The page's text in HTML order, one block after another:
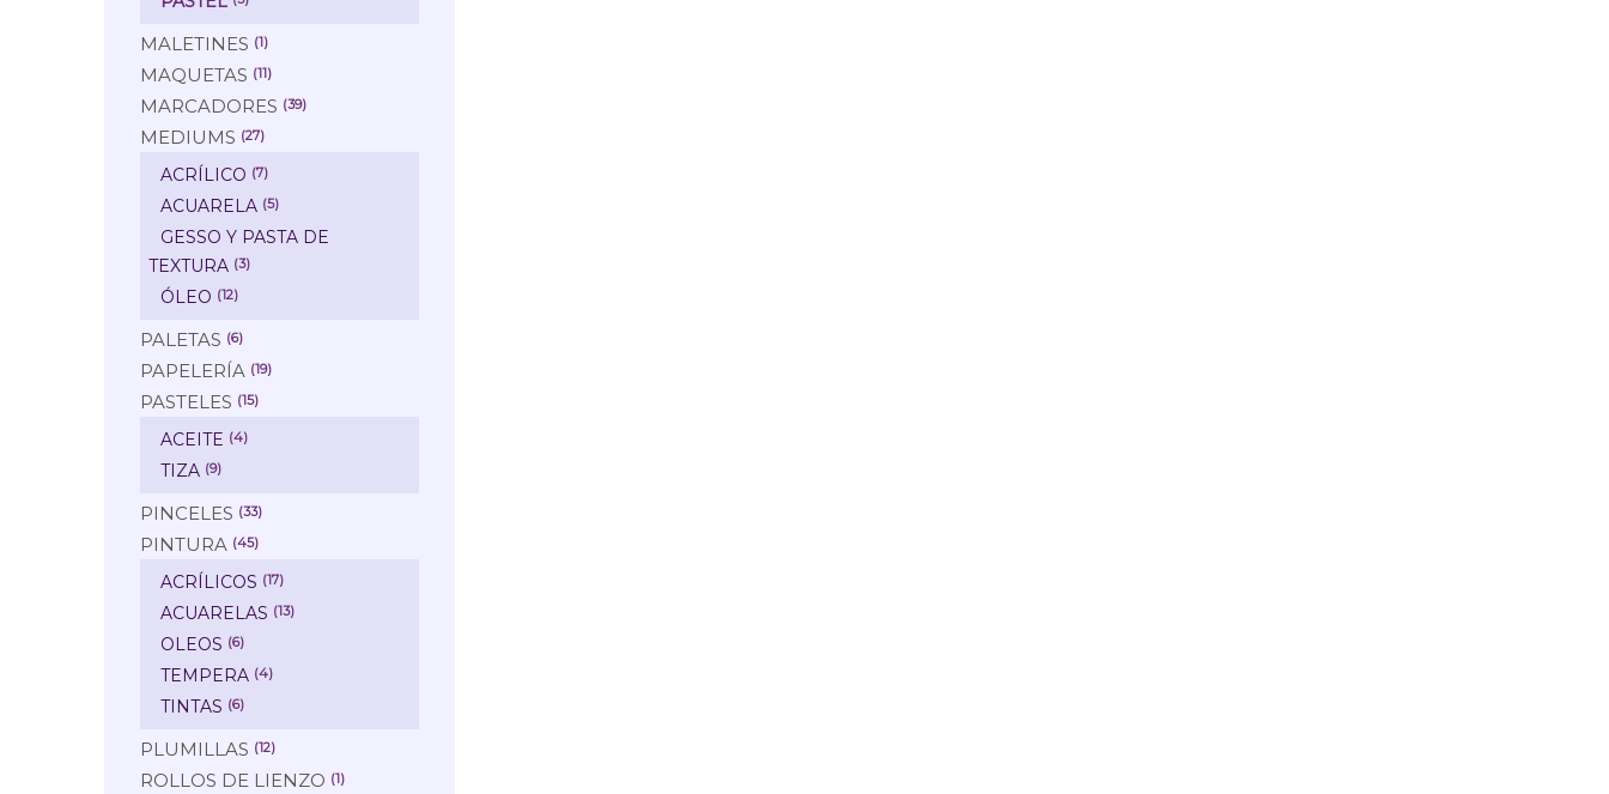
MALETINES (1)
MAQUETAS (11)
MARCADORES (39)
MEDIUMS (27)
ACRÍLICO (7)
ACUARELA (5)
GESSO Y PASTA DE
TEXTURA (3)
ÓLEO (12)
PALETAS (6)
PAPELERÍA (19)
PASTELES (15)
ACEITE (4)
TIZA (9)
PINCELES (33)
PINTURA (45)
ACRÍLICOS (17)
ACUARELAS (13)
OLEOS (6)
TEMPERA (4)
TINTAS (6)
PLUMILLAS (12)
ROLLOS DE LIENZO (1)